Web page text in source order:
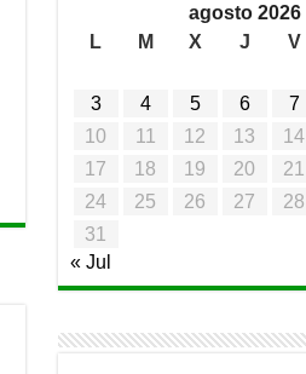
agosto 2026
L
M X J V
3
4 5 6 7
10
11 12 13 14
17
18 19 20 21
24
25 26 27 28
31
« Jul